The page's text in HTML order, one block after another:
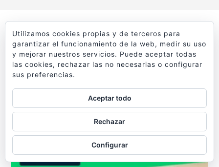
HEYMONDO, EL MEJOR SEGURO DE VIAJES. Y CON
UN 5% DE DESCUENTO
Utilizamos cookies propias y de terceros para
garantizar el funcionamiento de la web, medir su uso
y mejorar nuestros servicios. Puede aceptar todas
las cookies, rechazar las no necesarias o configurar
sus preferencias.
Aceptar todo
Rechazar
Configurar